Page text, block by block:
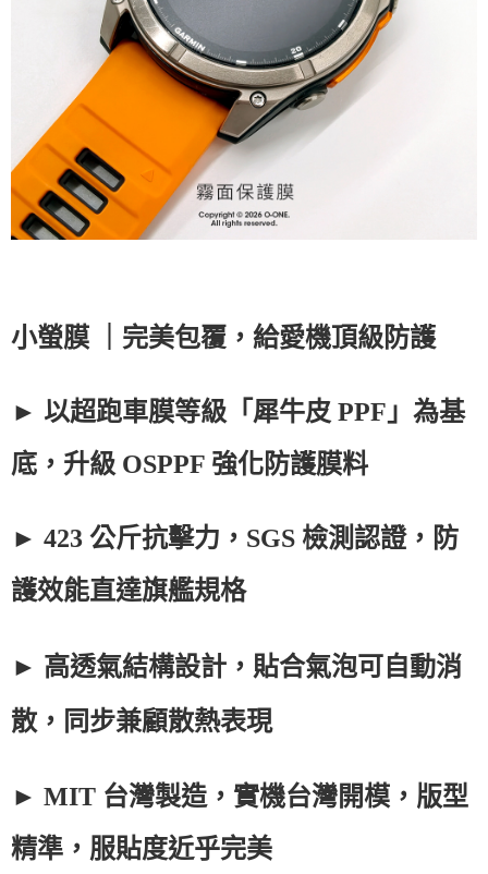
小螢膜 ｜完美包覆，給愛機頂級防護
► 以超跑車膜等級「犀牛皮 PPF 」為基
底，升級 OSPPF 強化防護膜料
► 423 公斤抗擊力， SGS 檢測認證，防
護效能直達旗艦規格
► 高透氣結構設計，貼合氣泡可自動消
散，同步兼顧散熱表現
► MIT 台灣製造，實機台灣開模，版型
精準，服貼度近乎完美